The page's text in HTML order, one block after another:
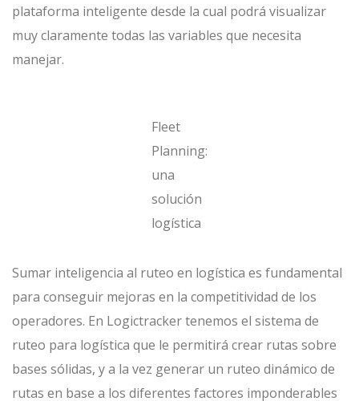
plataforma inteligente desde la cual podrá visualizar
muy claramente todas las variables que necesita
manejar.
Fleet
Planning:
una
solución
logística
Sumar inteligencia al ruteo en logística es fundamental
para conseguir mejoras en la competitividad de los
operadores. En Logictracker tenemos el sistema de
ruteo para logística que le permitirá crear rutas sobre
bases sólidas, y a la vez generar un ruteo dinámico de
rutas en base a los diferentes factores imponderables